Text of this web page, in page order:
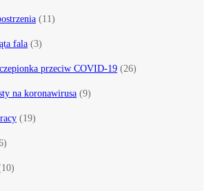
(11)
fala (3)
przeciw COVID-19 (26)
na koronawirusa (9)
(19)